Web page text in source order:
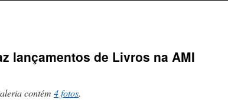
lançamentos de Livros na AMI
contém 4 fotos.